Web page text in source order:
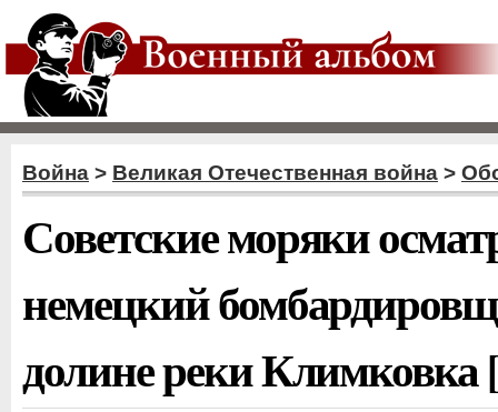
Война > Великая Отечественная война >
Советские моряки
немецкий
долине реки Климковка